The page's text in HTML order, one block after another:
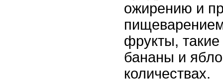
ожирению и
фрукты, такие
бананы и
количествах.